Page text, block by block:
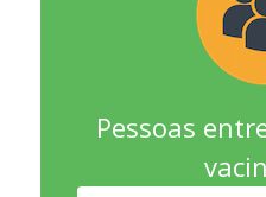
Pessoas